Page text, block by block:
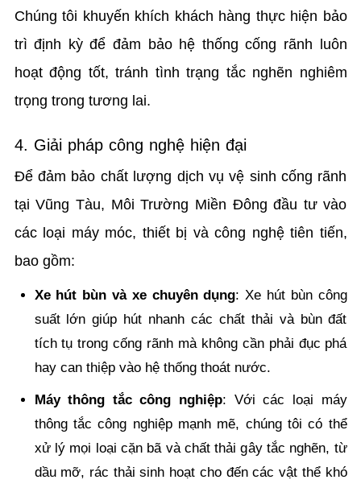
Chúng tôi khuyến khích khách hàng thực hiện bảo
trì định kỳ để đảm bảo hệ thống cống rãnh luôn
hoạt động tốt, tránh tình trạng tắc nghẽn nghiêm
trọng trong tương lai.
4. Giải pháp công nghệ hiện đại
Để đảm bảo chất lượng dịch vụ vệ sinh cống rãnh
tại Vũng Tàu, Môi Trường Miền Đông đầu tư vào
các loại máy móc, thiết bị và công nghệ tiên tiến,
bao gồm:
Xe hút bùn và xe chuyên dụng: Xe hút bùn công
suất lớn giúp hút nhanh các chất thải và bùn đất
tích tụ trong cống rãnh mà không cần phải đục phá
hay can thiệp vào hệ thống thoát nước.
Máy thông tắc công nghiệp: Với các loại máy
thông tắc công nghiệp mạnh mẽ, chúng tôi có thể
xử lý mọi loại cặn bã và chất thải gây tắc nghẽn, từ
dầu mỡ, rác thải sinh hoạt cho đến các vật thể khó